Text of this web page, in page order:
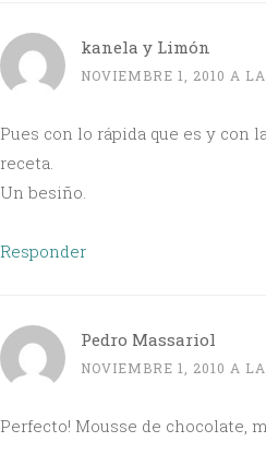
kanela y Limón
NOVIEMBRE 1, 2010 A
Pues con lo rápida que es y con
receta.
Un besiño.
Responder
Pedro Massariol
NOVIEMBRE 1, 2010 A
Perfecto! Mousse de chocolate,